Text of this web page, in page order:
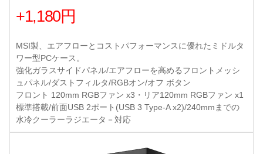
+1,180円
MSI製、エアフローとコストパフォーマンスに優れたミドルタ
ワー型PCケース。
強化ガラスサイドパネル/エアフローを高めるフロントメッシ
ュパネル/ダストフィルタ/RGBオン/オフ ボタン
フロント 120mm RGBファン x3・リア120mm RGBファン x1
標準搭載/前面USB 2ポート(USB 3 Type-A x2)/240mmまでの
水冷クーラーラジエータ－対応